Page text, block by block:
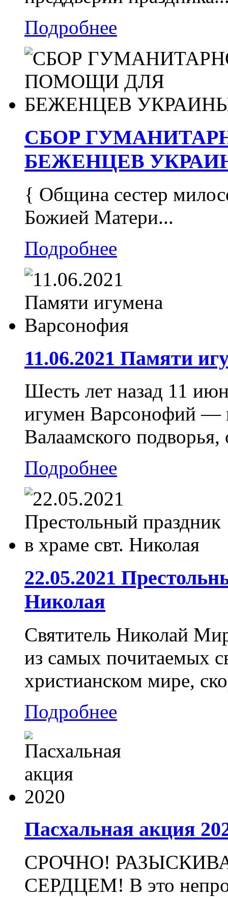
Подробнее
СБОР
БЕЖЕНЦЕВ
{ Община сестер
Божией Матери...
Подробнее
11.06.2021 Памяти
Шесть лет назад 11
игумен Варсонофий —
Валаамского
Подробнее
22.05.2021
Николая
Святитель Николай
из самых почитаемых
христианском мире,
Подробнее
Пасхальная акция
СРОЧНО!
СЕРДЦЕМ! В это